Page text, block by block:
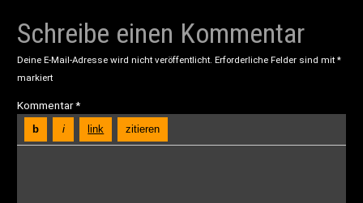
Schreibe einen Kommentar
Deine E-Mail-Adresse wird nicht veröffentlicht. Erforderliche Felder sind mit*
markiert
Kommentar*